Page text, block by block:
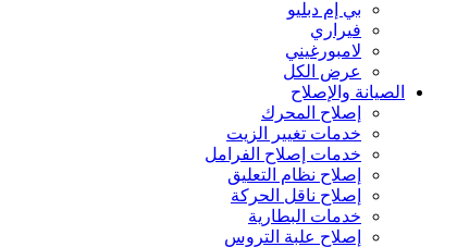
بي إم دبليو
فيراري
لامبورغيني
عرض الكل
الصيانة والإصلاح
إصلاح المحرك
خدمات تغيير الزيت
خدمات إصلاح الفرامل
إصلاح نظام التعليق
إصلاح ناقل الحركة
خدمات البطارية
إصلاح علبة التروس